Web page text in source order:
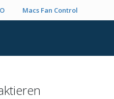
Macs Fan Control